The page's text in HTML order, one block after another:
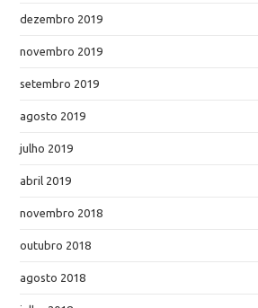
dezembro 2019
novembro 2019
setembro 2019
agosto 2019
julho 2019
abril 2019
novembro 2018
outubro 2018
agosto 2018